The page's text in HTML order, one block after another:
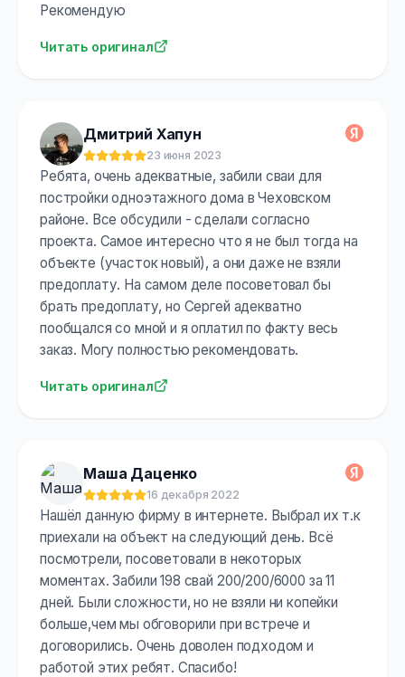
Рекомендую
Читать оригинал
Дмитрий Хапун
Оценка:5из 523 июня 2023
Ребята, очень адекватные, забили сваи для
постройки одноэтажного дома в Чеховском
районе. Все обсудили - сделали согласно
проекта. Самое интересно что я не был тогда на
объекте (участок новый), а они даже не взяли
предоплату. На самом деле посоветовал бы
брать предоплату, но Сергей адекватно
пообщался со мной и я оплатил по факту весь
заказ. Могу полностью рекомендовать.
Читать оригинал
Маша Даценко
Оценка:5из 516 декабря 2022
Нашёл данную фирму в интернете. Выбрал их т.к
приехали на объект на следующий день. Всё
посмотрели, посоветовали в некоторых
моментах. Забили 198 свай 200/200/6000 за 11
дней. Были сложности, но не взяли ни копейки
больше,чем мы обговорили при встрече и
договорились. Очень доволен подходом и
работой этих ребят. Спасибо!